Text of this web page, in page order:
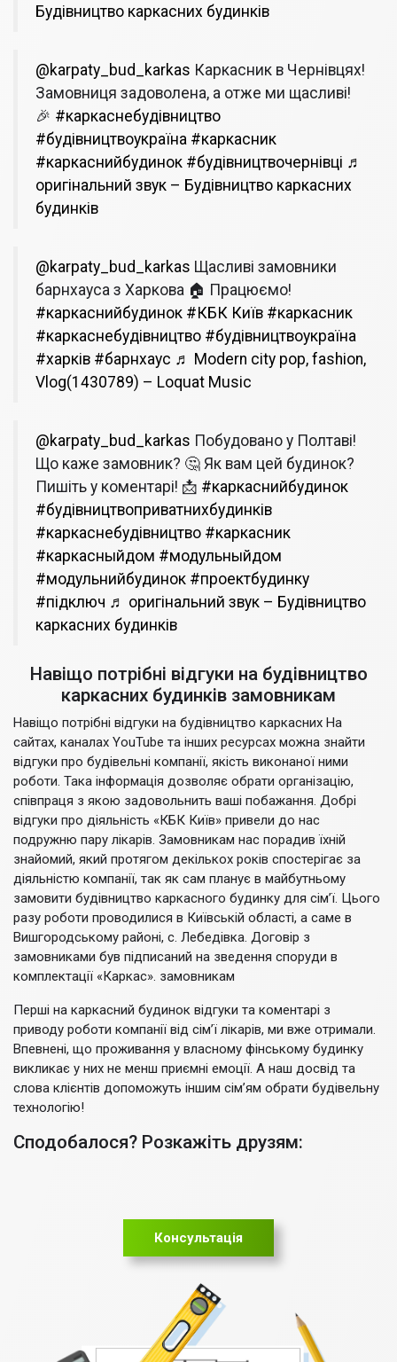
Будівництво каркасних будинків
@karpaty_bud_karkas Каркасник в Чернівцях!
Замовниця задоволена, а отже ми щасливі!
🎉 #каркаснебудівництво
#будівництвоукраїна #каркасник
#каркаснийбудинок #будівництвочернівці ♬
оригінальний звук – Будівництво каркасних
будинків
@karpaty_bud_karkas Щасливі замовники
барнхауса з Харкова 🏠 Працюємо!
#каркаснийбудинок #КБК Київ #каркасник
#каркаснебудівництво #будівництвоукраїна
#харків #барнхаус ♬ Modern city pop, fashion,
Vlog(1430789) – Loquat Music
@karpaty_bud_karkas Побудовано у Полтаві!
Що каже замовник? 🤔 Як вам цей будинок?
Пишіть у коментарі! 📩 #каркаснийбудинок
#будівництвоприватнихбудинків
#каркаснебудівництво #каркасник
#каркасныйдом #модульныйдом
#модульнийбудинок #проектбудинку
#підключ ♬ оригінальний звук – Будівництво
каркасних будинків
Навіщо потрібні відгуки на будівництво
каркасних будинків замовникам
Навіщо потрібні відгуки на будівництво каркасних На
сайтах, каналах YouTube та інших ресурсах можна знайти
відгуки про будівельні компанії, якість виконаної ними
роботи. Така інформація дозволяє обрати організацію,
співпраця з якою задовольнить ваші побажання. Добрі
відгуки про діяльність «КБК Київ» привели до нас
подружню пару лікарів. Замовникам нас порадив їхній
знайомий, який протягом декількох років спостерігає за
діяльністю компанії, так як сам планує в майбутньому
замовити будівництво каркасного будинку для сім’ї. Цього
разу роботи проводилися в Київській області, а саме в
Вишгородському районі, с. Лебедівка. Договір з
замовниками був підписаний на зведення споруди в
комплектації «Каркас». замовникам
Перші на каркасний будинок відгуки та коментарі з
приводу роботи компанії від сім’ї лікарів, ми вже отримали.
Впевнені, що проживання у власному фінському будинку
викликає у них не менш приємні емоції. А наш досвід та
слова клієнтів допоможуть іншим сім’ям обрати будівельну
технологію!
Сподобалося? Розкажіть друзям:
Консультація